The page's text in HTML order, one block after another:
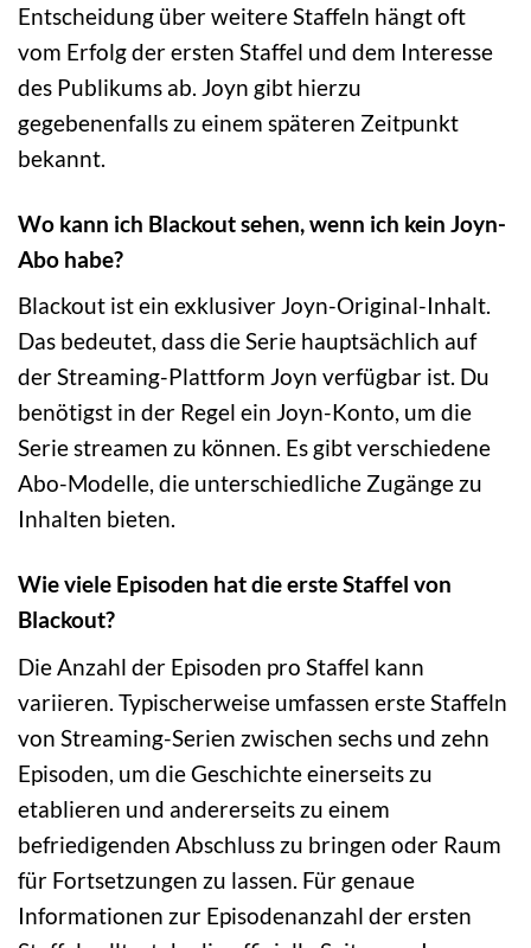
Entscheidung über weitere Staffeln hängt oft
vom Erfolg der ersten Staffel und dem Interesse
des Publikums ab. Joyn gibt hierzu
gegebenenfalls zu einem späteren Zeitpunkt
bekannt.
Wo kann ich Blackout sehen, wenn ich kein Joyn-
Abo habe?
Blackout ist ein exklusiver Joyn-Original-Inhalt.
Das bedeutet, dass die Serie hauptsächlich auf
der Streaming-Plattform Joyn verfügbar ist. Du
benötigst in der Regel ein Joyn-Konto, um die
Serie streamen zu können. Es gibt verschiedene
Abo-Modelle, die unterschiedliche Zugänge zu
Inhalten bieten.
Wie viele Episoden hat die erste Staffel von
Blackout?
Die Anzahl der Episoden pro Staffel kann
variieren. Typischerweise umfassen erste Staffeln
von Streaming-Serien zwischen sechs und zehn
Episoden, um die Geschichte einerseits zu
etablieren und andererseits zu einem
befriedigenden Abschluss zu bringen oder Raum
für Fortsetzungen zu lassen. Für genaue
Informationen zur Episodenanzahl der ersten